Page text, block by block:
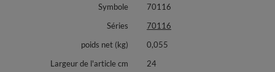
Symbole
70116
Séries
70116
poids net (kg)
0,055
Largeur de l'article cm
24